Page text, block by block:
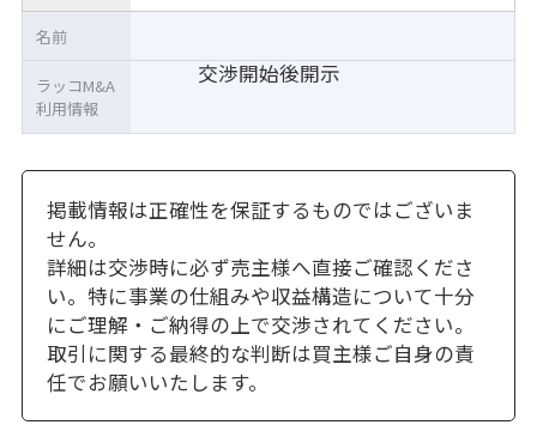
交渉開始後開示
名前
ラッコM&A
利用情報
掲載情報は正確性を保証するものではございま
せん。
詳細は交渉時に必ず売主様へ直接ご確認くださ
い。特に事業の仕組みや収益構造について十分
にご理解・ご納得の上で交渉されてください。
取引に関する最終的な判断は買主様ご自身の責
任でお願いいたします。